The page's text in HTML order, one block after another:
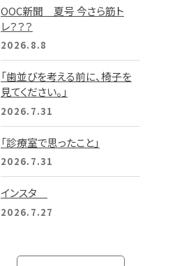
OOC新聞 夏号 今さら筋ト
レ？？？
2026.8.8
「歯並びを考える前に、椅子を
見てください。」
2026.7.31
「診療室で思ったこと」
2026.7.31
インスタ
2026.7.27